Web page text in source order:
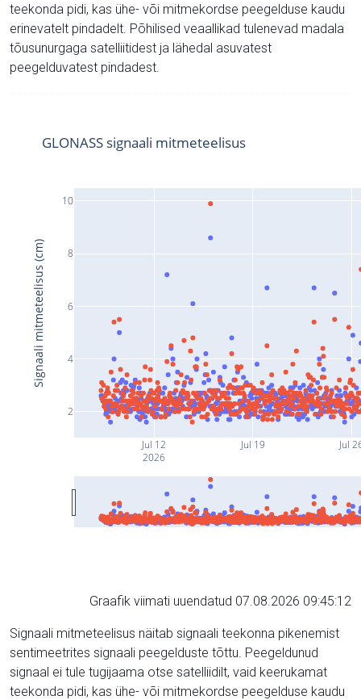
teekonda pidi, kas ühe- või mitmekordse peegelduse kaudu
erinevatelt pindadelt. Põhilised veaallikad tulenevad madala
tõusunurgaga satelliitidest ja lähedal asuvatest
peegelduvatest pindadest.
Jul 12
2026
Jul 19 Jul
2
4
6
8
10
GLONASS signaali mitmeteelisus
Signaali mitmeteelisus (cm)
Graafik viimati uuendatud 07.08.2026 09:45:12
Signaali mitmeteelisus näitab signaali teekonna pikenemist
sentimeetrites signaali peegelduste tõttu. Peegeldunud
signaal ei tule tugijaama otse satelliidilt, vaid keerukamat
teekonda pidi, kas ühe- või mitmekordse peegelduse kaudu